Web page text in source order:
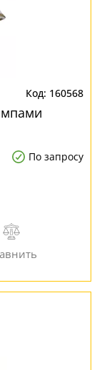
160568
По запросу